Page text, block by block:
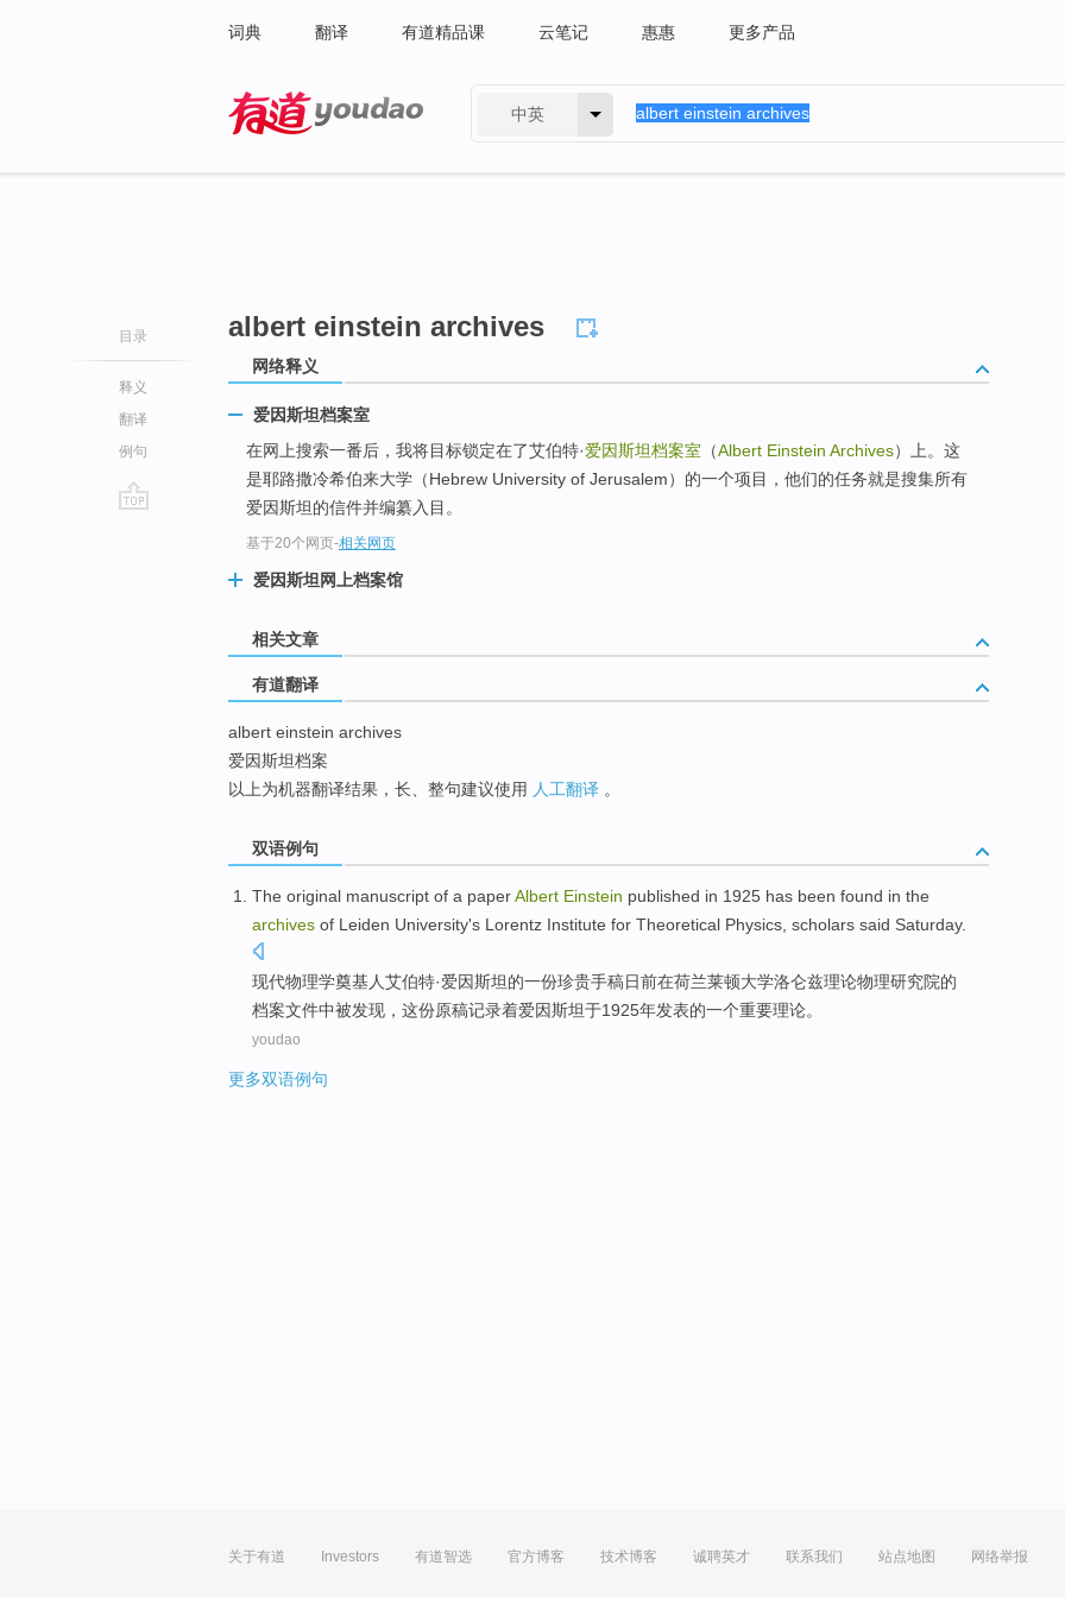
词典 翻译 有道精品课 云笔记 惠惠 更多产品
中英
目录
释义
翻译
例句
albert einstein archives
网络释义
爱因斯坦档案室
在网上搜索一番后，我将目标锁定在了艾伯特·爱因斯坦档案室 （Albert Einstein Archives）上。这
是耶路撒冷希伯来大学（Hebrew University of Jerusalem）的一个项目，他们的任务就是搜集所有
爱因斯坦的信件并编纂入目。
基于20个网页-相关网页
爱因斯坦网上档案馆
相关文章
有道翻译
albert einstein archives
爱因斯坦档案
以上为机器翻译结果，长、整句建议使用 人工翻译 。
双语例句
The original manuscript of a paperAlbert Einstein published in 1925 has been found in the
archives of Leiden University's Lorentz Institute for Theoretical Physics , scholars said Saturday.
现代物理学奠基人艾伯特·爱因斯坦的一份珍贵手稿日前在荷兰莱顿大学洛仑兹理论物理研究院的
档案文件中被发现 ，这份原稿记录着爱因斯坦于1925年发表的一个重要理论。
youdao
更多双语例句
关于有道 Investors 有道智选 官方博客 技术博客 诚聘英才 联系我们 站点地图 网络举报